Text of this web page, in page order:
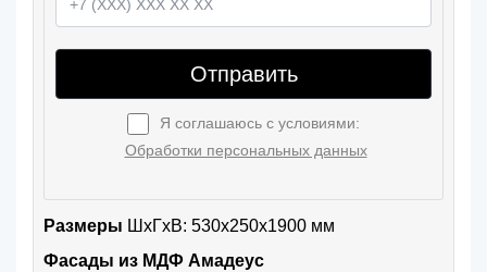
Отправить
Я соглашаюсь с условиями:
Обработки персональных данных
Размеры ШxГхВ: 530x250x1900 мм
Фасады из МДФ Амадеус